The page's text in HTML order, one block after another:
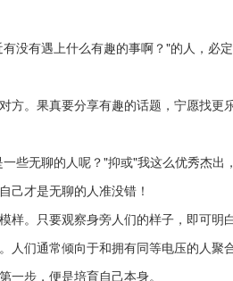
有遇上什么有趣的事啊？"的人，必
。果真要分享有趣的话题，宁愿找更
无聊的人呢？"抑或"我这么优秀杰出
己才是无聊的人准没错！
。只要观察身旁人们的样子，即可明
们通常倾向于和拥有同等电压的人聚合
步，便是培育自己本身。